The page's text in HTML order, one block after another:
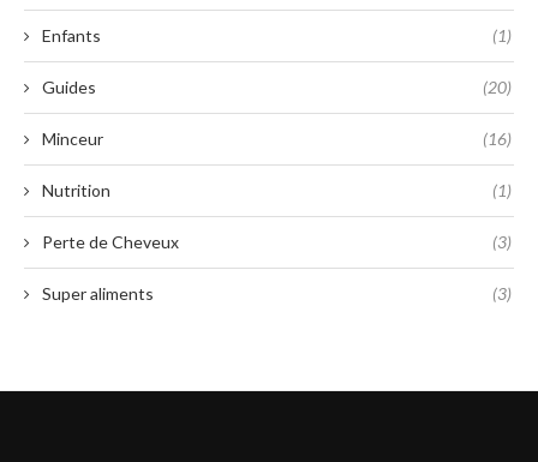
Enfants (1)
Guides (20)
Minceur (16)
Nutrition (1)
Perte de Cheveux (3)
Super aliments (3)